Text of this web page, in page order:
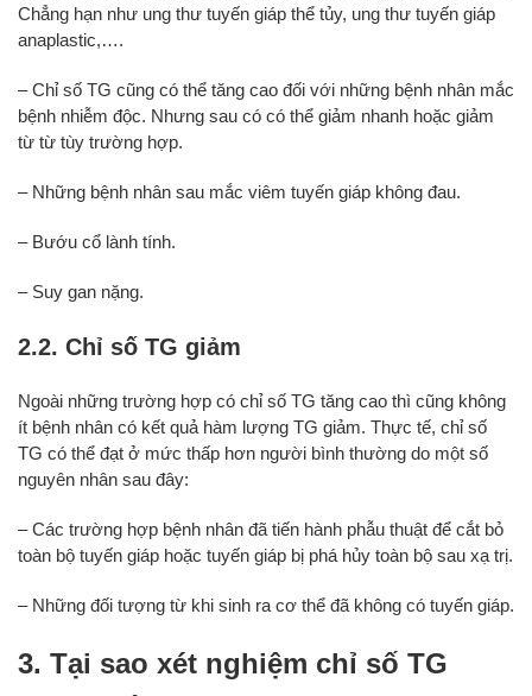
Chẳng hạn như ung thư tuyến giáp thể tủy, ung thư tuyến giáp
anaplastic,….
– Chỉ số TG cũng có thể tăng cao đối với những bệnh nhân mắc
bệnh nhiễm độc. Nhưng sau có có thể giảm nhanh hoặc giảm
từ từ tùy trường hợp.
– Những bệnh nhân sau mắc viêm tuyến giáp không đau.
– Bướu cổ lành tính.
– Suy gan nặng.
2.2. Chỉ số TG giảm
Ngoài những trường hợp có chỉ số TG tăng cao thì cũng không
ít bệnh nhân có kết quả hàm lượng TG giảm. Thực tế, chỉ số
TG có thể đạt ở mức thấp hơn người bình thường do một số
nguyên nhân sau đây:
– Các trường hợp bệnh nhân đã tiến hành phẫu thuật để cắt bỏ
toàn bộ tuyến giáp hoặc tuyến giáp bị phá hủy toàn bộ sau xạ trị.
– Những đối tượng từ khi sinh ra cơ thể đã không có tuyến giáp.
3. Tại sao xét nghiệm chỉ số TG